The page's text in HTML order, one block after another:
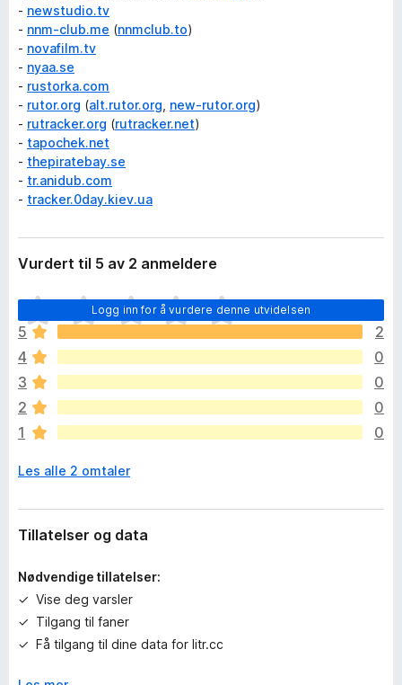
- newstudio.tv
- nnm-club.me (nnmclub.to)
- novafilm.tv
- nyaa.se
- rustorka.com
- rutor.org (alt.rutor.org new-rutor.org)
- rutracker.org (rutracker.net)
- tapochek.net
- thepiratebay.se
- tr.anidub.com
- tracker.0day.kiev.ua
Vurdert til 5 av 2 anmeldere
Logg inn for å vurdere denne utvidelsen
D
e
t
e
r
n
g
n
u
r
e
n
g
r
5
2
4
0
3
0
2
0
1
0
Les alle 2 omtaler
Tillatelser og data
Nødvendige tillatelser:
Vise deg varsler
Tilgang til faner
Få tilgang til dine data for litr.cc